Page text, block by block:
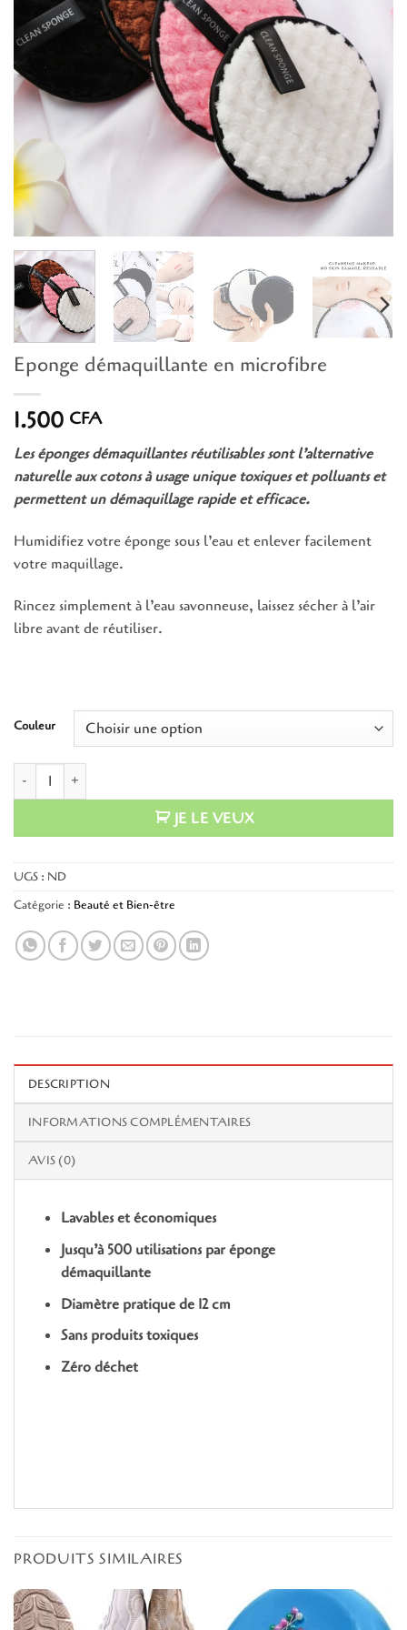
Eponge démaquillante en microfibre
1.500 CFA
Les éponges démaquillantes réutilisables sont l’alternative
naturelle aux cotons à usage unique toxiques et polluants et
permettent un démaquillage rapide et efficace.
Humidifiez votre éponge sous l’eau et enlever facilement
votre maquillage.
Rincez simplement à l’eau savonneuse, laissez sécher à l’air
libre avant de réutiliser.
Couleur
quantité de Eponge démaquillante en microfibre
JE LE VEUX
UGS : ND
Catégorie : Beauté et Bien-être
DESCRIPTION
INFORMATIONS COMPLÉMENTAIRES
AVIS (0)
Lavables et économiques
Jusqu’à 500 utilisations par éponge
démaquillante
Diamètre pratique de 12 cm
Sans produits toxiques
Zéro déchet
PRODUITS SIMILAIRES